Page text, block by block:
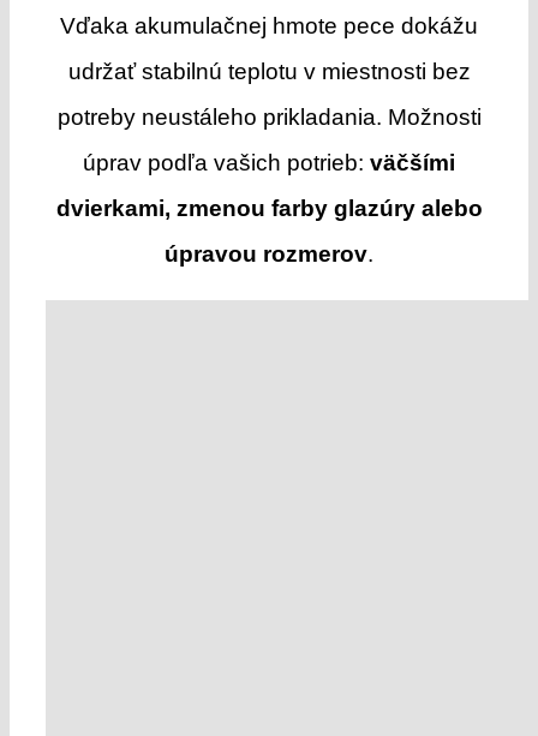
Vďaka akumulačnej hmote pece dokážu
udržať stabilnú teplotu v miestnosti bez
potreby neustáleho prikladania. Možnosti
úprav podľa vašich potrieb: väčšími
dvierkami, zmenou farby glazúry alebo
úpravou rozmerov.